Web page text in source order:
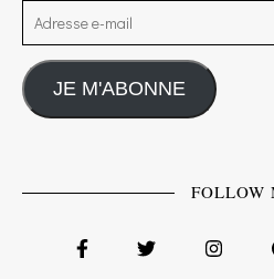
Adresse e-mail
JE M'ABONNE
FOLLOW